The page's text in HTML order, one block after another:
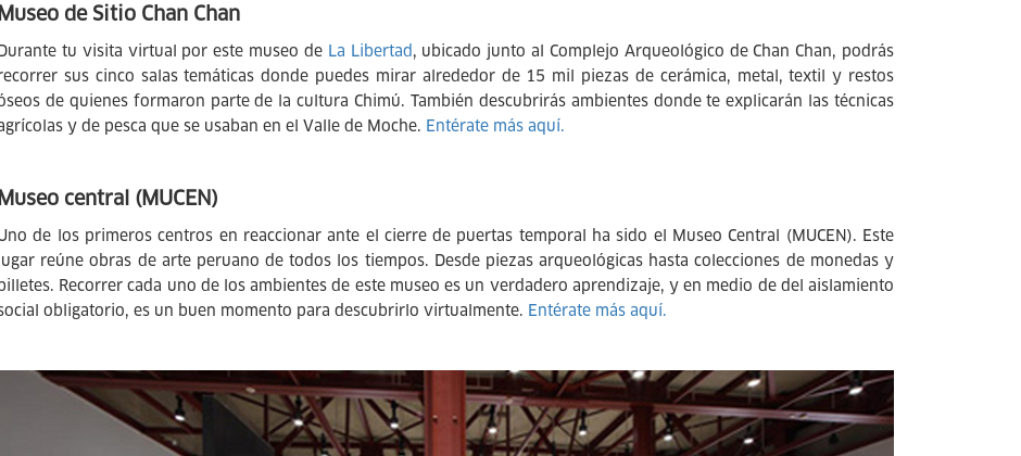
Museo de Sitio Chan Chan
tu visita virtual por este museo de La Libertad, ubicado junto al Complejo Arqueológico de Chan Chan, podrás
sus cinco salas temáticas donde puedes mirar alrededor de 15 mil piezas de cerámica, metal, textil y restos
de quienes formaron parte de la cultura Chimú. También descubrirás ambientes donde te explicarán las técnicas
y de pesca que se usaban en el Valle de Moche. Entérate más aquí.
Museo central (MUCEN)
de los primeros centros en reaccionar ante el cierre de puertas temporal ha sido el Museo Central (MUCEN). Este
reúne obras de arte peruano de todos los tiempos. Desde piezas arqueológicas hasta colecciones de monedas y
billetes. Recorrer cada uno de los ambientes de este museo es un verdadero aprendizaje, y en medio de del aislamiento
obligatorio, es un buen momento para descubrirlo virtualmente. Entérate más aquí.